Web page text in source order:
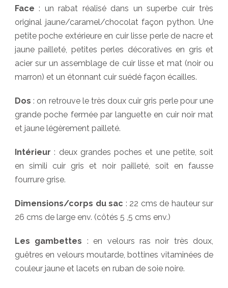
Face : un rabat réalisé dans un superbe cuir très
original jaune/caramel/chocolat façon python. Une
petite poche extérieure en cuir lisse perle de nacre et
jaune pailleté, petites perles décoratives en gris et
acier sur un assemblage de cuir lisse et mat (noir ou
marron) et un étonnant cuir suédé façon écailles.
Dos: on retrouve le très doux cuir gris perle pour une
grande poche fermée par languette en cuir noir mat
et jaune légèrement pailleté.
Intérieur : deux grandes poches et une petite, soit
en simili cuir gris et noir pailleté, soit en fausse
fourrure grise.
Dimensions/corps du sac : 22 cms de hauteur sur
26 cms de large env. (côtés 5 ,5 cms env.)
Les gambettes : en velours ras noir très doux,
guêtres en velours moutarde, bottines vitaminées de
couleur jaune et lacets en ruban de soie noire.